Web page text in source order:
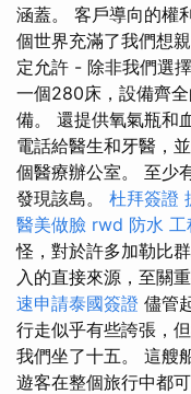
涵蓋。 客戶導向的權
個世界充滿了我們想
定允許 - 除非我們選
一個280床，設備齊
備。 還提供氧氣瓶和
電話給醫生和牙醫，
個醫療辦公室。 至少
發現該島。 杜拜簽證
醫美做臉 rwd 防水 工
怪，對於許多加勒比
入的直接來源，至關重
速申請泰國簽證 儘管
行走似乎有些誇張，
我們坐了十五。 這艘
遊客在整個旅行中都